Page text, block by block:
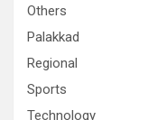
Others
Palakkad
Regional
Sports
Technology